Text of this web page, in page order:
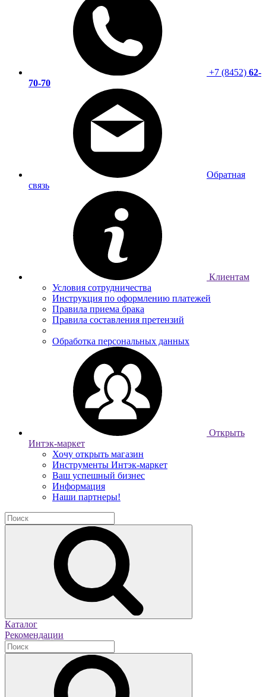
+7 (8452) 62-
70-70
Обратная
связь
Клиентам
Условия сотрудничества
Инструкция по оформлению платежей
Правила приема брака
Правила составления претензий
Обработка персональных данных
Открыть
Интэк-маркет
Хочу открыть магазин
Инструменты Интэк-маркет
Ваш успешный бизнес
Информация
Наши партнеры!
Каталог
Рекомендации